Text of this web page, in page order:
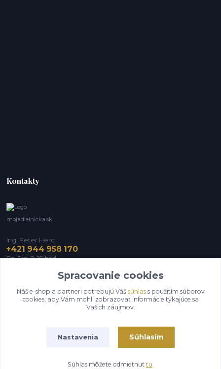
Kontakty
mojadielnicka.sk
Ing. Peter Herc
+421 944 958 170
Po-Pia, 8-18 hod.
infomojadielnicka@gmail.com
Spracovanie cookies
Náš e-shop a partneri potrebujú Váš súhlass použitím súborov
cookies, aby Vám mohli zobrazovať informácie týkajúce sa
Vašich záujmov.
Nastavenia Súhlasím
Súhlas môžete odmietnuť tu